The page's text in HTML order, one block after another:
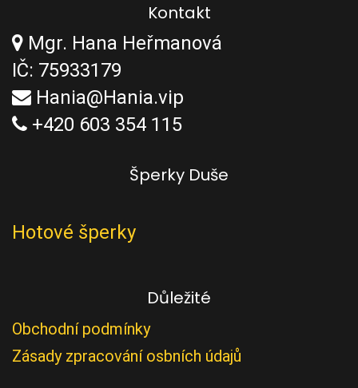
Kontakt
Mgr. Hana Heřmanová
IČ: 75933179
Hania@Hania.vip
+420 603 354 115
Šperky Duše
Hotové šperky
Důležité
Obchodní podmínky
Zásady zpracování osbních údajů